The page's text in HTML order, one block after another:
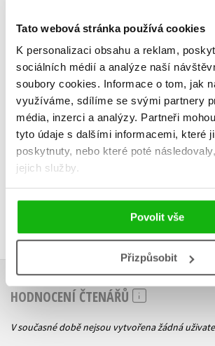
Tato webová stránka používá cookies
K personalizaci obsahu a reklam,
sociálních médií a analýze naší
soubory cookies. Informace o tom, jak
využíváme, sdílíme se svými partnery
média, inzerci a analýzy. Partneři
tyto údaje s dalšími informacemi, které
poskytnuty, nebo které poté
jejich služby.
Povolit vše
Přizpůsobit
Do košíku
399 Kč
319 Kč
HODNOCENÍ ČTENÁŘŮ
V současné době nejsou vytvořena žádná